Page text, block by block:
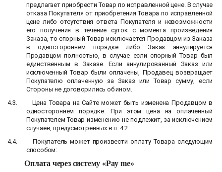
предлагает приобрести Товар по исправленной цене. В случае
отказа Покупателя от приобретения Товара по исправленной
цене либо отсутствия ответа Покупателя и невозможности
его получения в течение суток с момента произведения
Заказа, то спорный Товар исключается Продавцом из Заказа
в одностороннем порядке либо Заказ аннулируется
Продавцом полностью, в случае если спорный Товар был
единственным в Заказе. Если аннулированный Заказ или
исключенный Товар были оплачены, Продавец возвращает
Покупателю оплаченную за Заказ или Товар сумму, если
Стороны не договорились об ином.
4.3.
Цена Товара на Сайте может быть изменена Продавцом в
одностороннем порядке. При этом цена на оплаченный
Покупателем Товар изменению не подлежит, за исключением
случаев, предусмотренных в п. 4.2.
4.4.
Покупатель может произвести оплату Товара следующим
способом:
Оплата через систему «Pay me»